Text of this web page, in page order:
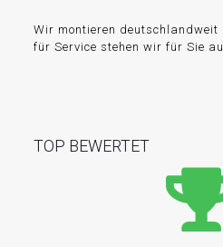
Wir montieren deutschlandweit
für Service stehen wir für Sie
TOP BEWERTET